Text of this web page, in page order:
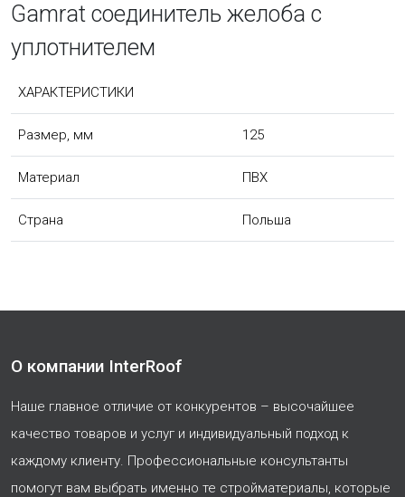
Gamrat соединитель желоба с
уплотнителем
ХАРАКТЕРИСТИКИ
Размер, мм 125
Материал ПВХ
Страна Польша
О компании InterRoof
Наше главное отличие от конкурентов – высочайшее
качество товаров и услуг и индивидуальный подход к
каждому клиенту. Профессиональные консультанты
помогут вам выбрать именно те стройматериалы, которые